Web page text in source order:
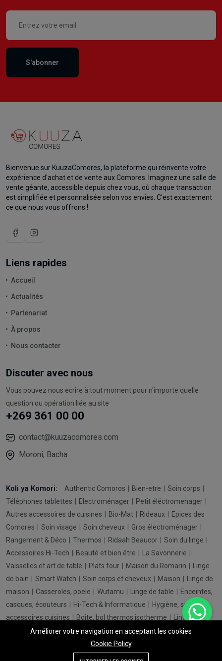
S'abonner
Bienvenue sur KuuzaComores, la plateforme qui réinvente votre
expérience d'achat et de vente aux Comores. Imaginez une salle de
vente géante, accessible depuis chez vous, où chaque transaction
est simplifiée et personnalisée selon vos envies. C'est exactement
ce que nous vous offrons !
Liens rapides
Accueil
Actualités
Partenariat
À propos
Nous contacter
Discuter avec nous
Vous pouvez nous ecrire à tout moment pour n'importe quelle
question ou opération liée au site
+269 361 00 00
contact@kuuzacomores.com
Moroni, Bacha
Koli ya Komori: Authentic Comoros Bien-etre
Soin corps
Téléphones tablettes
Electroménager
Petit éléctromenager
Autres accessoires de cuisines
Bio-Mat Rideaux
Epices des
Comores
Soin visage Soin cheveux
Gros électroménager
Rangement & Déco
Thermos Ridaah Beaucor
Soin du linge
Accessoires Hi-Tech
Beauté et bien être
La Savonnerie
Vaisselles et art de table
Plats four Maison du Romarin
Linge
de bain
Smart Watch Soin corps et cheveux Maison
Linge de
maison
Casseroles, poele Wutamu Linge de table
Enceintes,
casques, écouteurs
Hi-Tech & Informatique
Hygiène, santé
accessoires cuisines
Boîte, bol thermos isotherme
Linge de lit
Téléviseurs
Coiffure, appareils et accessoires
Equipements
Améliorer votre navigation en acceptant les cookies
Cookie Policy